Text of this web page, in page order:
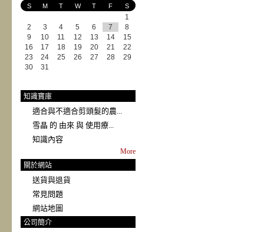
S M T W T F S
1
2
3 4 5 6 7
8
9
10 11 12 13 14
15
16
17 18 19 20 21
22
23
24 25 26 27 28
29
30
31
知識寶庫
適合與不適合剪頭髮的農...
雪晶 的 由來 與 使用療...
知識內容
More
關於網站
送貨與退貨
常見問題
網站地圖
公司簡介